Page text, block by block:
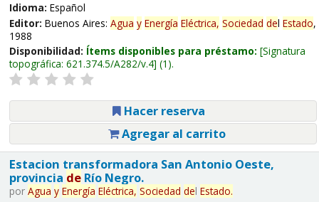
Idioma: Español
Editor: Buenos Aires: Agua y Energía Eléctrica, Sociedad del Estado,
1988
Disponibilidad: Ítems disponibles para préstamo: Signatura
topográfica: 621.374.5/A282/v.4 (1).
Hacer reserva
Agregar al carrito
Estacion transformadora San Antonio Oeste,
provincia deRío Negro.
por Agua y Energía Eléctrica, Sociedad del Estado.